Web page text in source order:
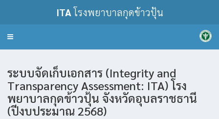
ITAโรงพยาบาลกุดข้าวปุ้น
Toggle
ระบบจัดเก็บเอกสาร (Integrity and
Transparency Assessment: ITA) โรง
พยาบาลกุดข้าวปุ้น จังหวัดอุบลราชธานี
(ปีงบประมาณ 2568)